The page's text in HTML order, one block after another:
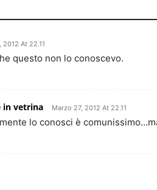
2012 At 22.11
questo non lo conoscevo.
in vetrina Marzo 27, 2012 At 22.11
lo conosci è